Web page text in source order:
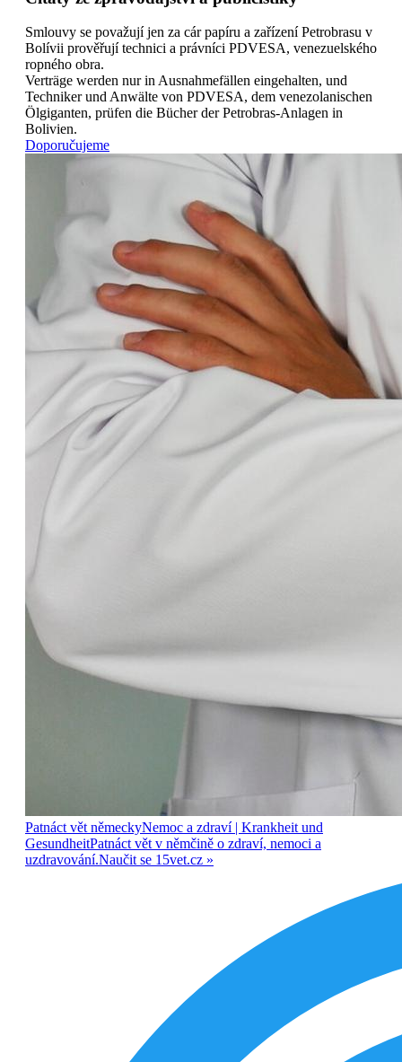
Smlouvy se považují jen za cár papíru a zařízení Petrobrasu v
Bolívii prověřují technici a právníci PDVESA, venezuelského
ropného obra.
Verträge werden nur in Ausnahmefällen eingehalten, und
Techniker und Anwälte von PDVESA, dem venezolanischen
Ölgiganten, prüfen die Bücher der Petrobras-Anlagen in
Bolivien.
Doporučujeme
Patnáct vět německyNemoc a zdraví
| Krankheit und
GesundheitPatnáct vět v němčině o zdraví, nemoci a
uzdravování.Naučit se 15vet.cz »